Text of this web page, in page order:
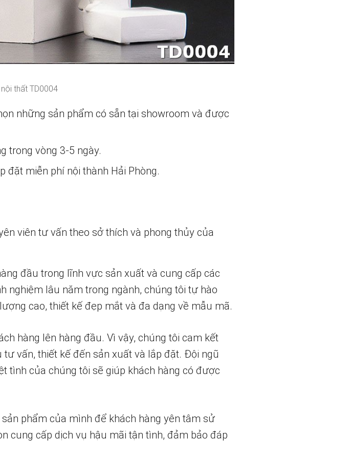
thất TD0004
những sản phẩm có sẵn tại showroom và được
trong vòng 3-5 ngày.
đặt miễn phí nội thành Hải Phòng.
viên tư vấn theo sở thích và phong thủy của
đầu trong lĩnh vực sản xuất và cung cấp các
nghiệm lâu năm trong ngành, chúng tôi tự hào
cao, thiết kế đẹp mắt và đa dạng về mẫu mã.
hàng lên hàng đầu. Vì vậy, chúng tôi cam kết
vấn, thiết kế đến sản xuất và lắp đặt. Đội ngũ
tình của chúng tôi sẽ giúp khách hàng có được
phẩm của mình để khách hàng yên tâm sử
cung cấp dịch vụ hậu mãi tận tình, đảm bảo đáp